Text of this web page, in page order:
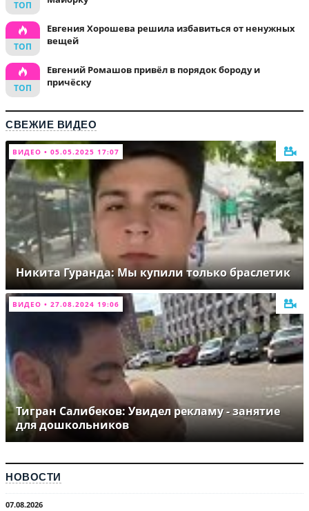
Евгения Хорошева решила избавиться от ненужных
вещей
Евгений Ромашов привёл в порядок бороду и
причёску
СВЕЖИЕ ВИДЕО
ВИДЕО • 05.05.2025 17:07
Никита Гуранда: Мы купили только браслетик
ВИДЕО • 27.08.2024 19:06
Тигран Салибеков: Увидел рекламу - занятие
для дошкольников
НОВОСТИ
07.08.2026